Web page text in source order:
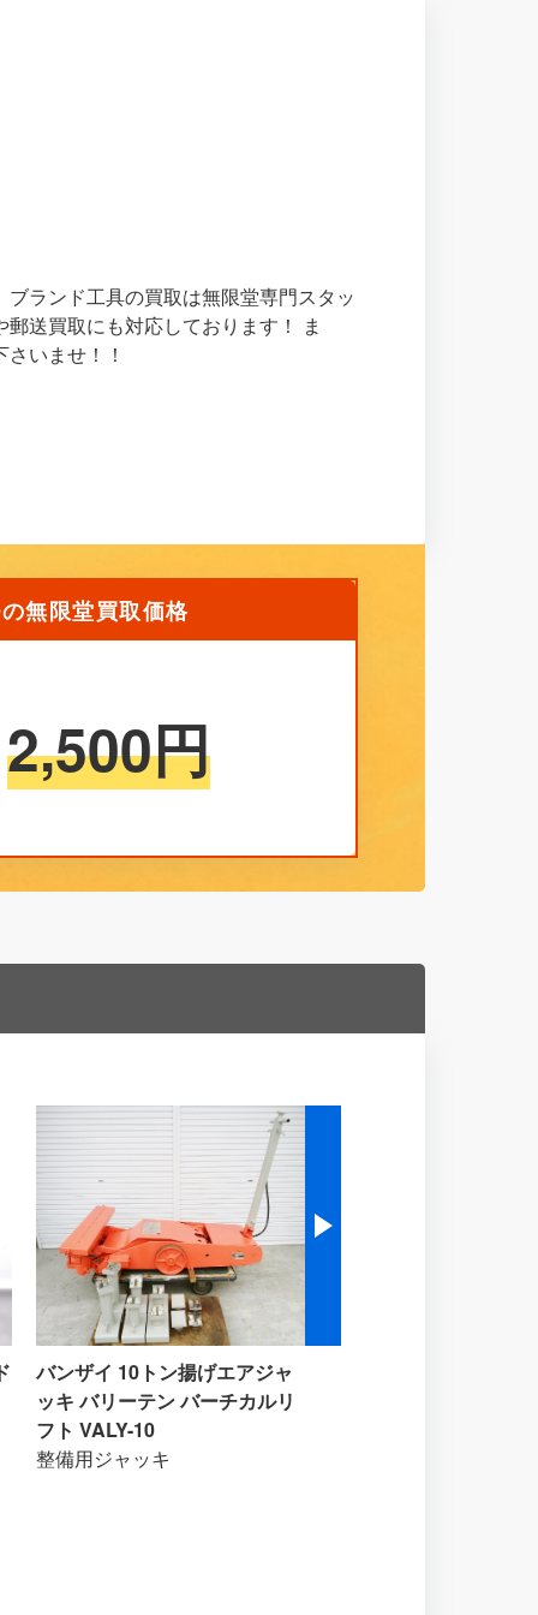
ランド工具の買取は無限堂専門スタッ
送買取にも対応しております！ ま
いませ！！
無限堂買取価格
2,500円
バンザイ 10トン揚げエアジャ
ッキ バリーテン バーチカルリ
フト VALY-10
整備用ジャッキ